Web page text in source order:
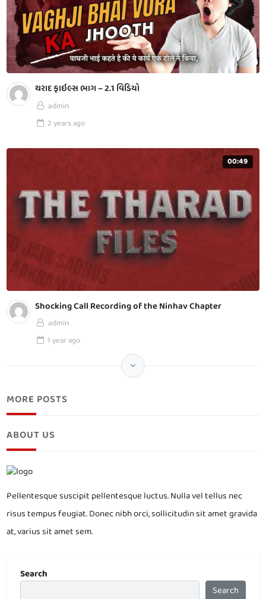
થરાદ ફાઇલ્સ ભાગ – 2.1 વિડિયો
admin
2 yearsago
00:49
Shocking Call Recording of the Ninhav Chapter
admin
1 yearago
MORE POSTS
ABOUT US
Pellentesque suscipit pellentesque luctus. Nulla vel tellus nec
risus tempus feugiat. Donec nibh orci, sollicitudin sit amet gravida
at, varius sit amet sem.
Search
Search